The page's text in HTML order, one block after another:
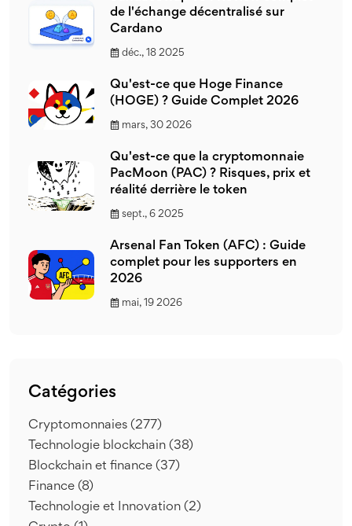
de l'échange décentralisé sur
Cardano
déc., 18 2025
Qu'est-ce que Hoge Finance
(HOGE) ? Guide Complet 2026
mars, 30 2026
Qu'est-ce que la cryptomonnaie
PacMoon (PAC) ? Risques, prix et
réalité derrière le token
sept., 6 2025
Arsenal Fan Token (AFC) : Guide
complet pour les supporters en
2026
mai, 19 2026
Catégories
Cryptomonnaies (277)
Technologie blockchain (38)
Blockchain et finance (37)
Finance (8)
Technologie et Innovation (2)